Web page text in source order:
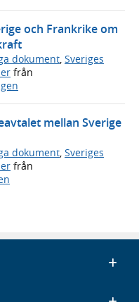
och Frankrike om
dokument, Sveriges
från
mellan Sverige
dokument, Sveriges
från